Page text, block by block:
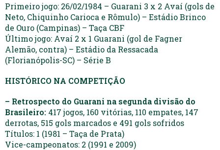
Primeiro jogo: 26/02/1984 – Guarani 3 x 2 Avaí (gols de
Neto, Chiquinho Carioca e Rômulo) – Estádio Brinco
de Ouro (Campinas) – Taça CBF
Último jogo: Avaí 2 x 1 Guarani (gol de Fagner
Alemão, contra) – Estádio da Ressacada
(Florianópolis-SC) – Série B
HISTÓRICO NA COMPETIÇÃO
– Retrospecto do Guarani na segunda divisão do
Brasileiro: 417 jogos, 160 vitórias, 110 empates, 147
derrotas, 515 gols marcados e 491 gols sofridos
Títulos: 1 (1981 – Taça de Prata)
Vice-campeonatos: 2 (1991 e 2009)